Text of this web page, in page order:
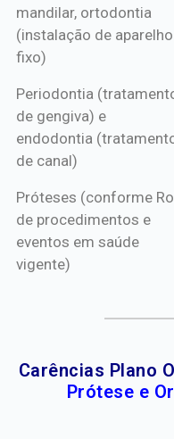
mandilar, ortodontia
(instalação de aparelho
fixo)
Periodontia
de gengiva) e
endodontia
de canal)
Próteses (conforme
de procedimentos e
eventos em saúde
vigente)
Carências Plano
Prótese e